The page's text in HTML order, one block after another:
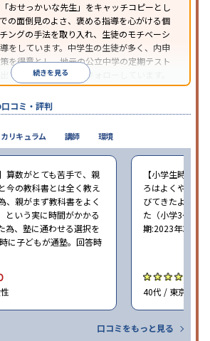
おせっかいな先生」をキャッチコピーとし
の面倒見のよさ、褒める指導を心がける個
ングの手法を取り入れ、生徒のモチベーシ
をしています。中学生の生徒が多く、内申
を得意とし、地元の公立中学の定期テスト
すなど手厚く学習をフォローしています。
使用しており、特に英語は各教科書に合わ
「先取り学習」で理解度を深められます。
続きを見る
コミ・評判
算数がとても苦手で、親
今の教科書とは全く教え
、親がまず教科書をよく
という実に時間がかかる
為、塾に通わせる選択を
に子どもが通塾。回答時
【小学生時の通
ろはよくやり方
びてきたようで
た（小学3〜6年
期:2023年3月）
40代 / 東京都 女
口コミをもっと見る
カリキュラム 講師 環境